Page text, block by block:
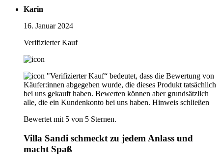
Karin
16. Januar 2024
Verifizierter Kauf
"Verifizierter Kauf“ bedeutet, dass die Bewertung von
Käufer:innen abgegeben wurde, die dieses Produkt tatsächlich
bei uns gekauft haben. Bewerten können aber grundsätzlich
alle, die ein Kundenkonto bei uns haben. Hinweis schließen
Bewertet mit 5 von 5 Sternen.
Villa Sandi schmeckt zu jedem Anlass und
macht Spaß